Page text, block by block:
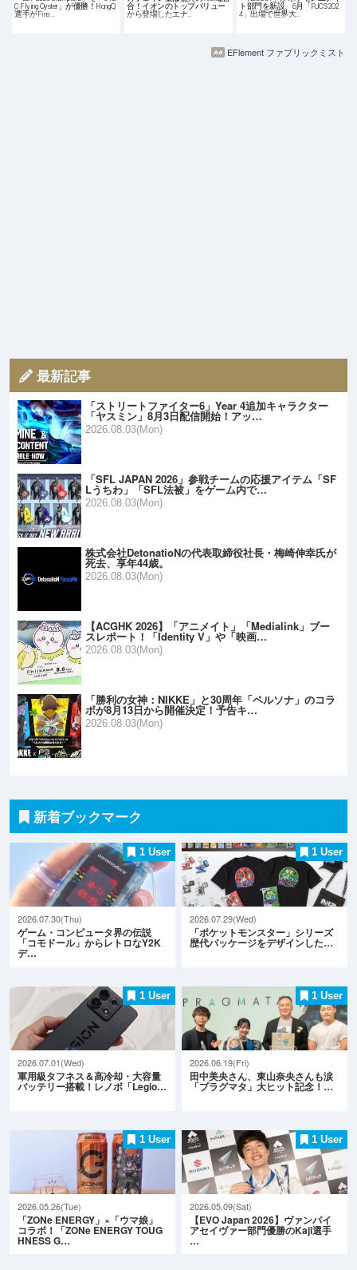
C Flying Oyster」が優勝！HongQ
選手がFina…
合！イオンのトップバリュー
から登場したエナ…
ト部門を新設、6月「PJCS 202
4」出場で世界大…
EFlement ファブリックミスト
最新記事
「ストリートファイター6」Year 4追加キャラクター
「ヤスミン」8月3日配信開始！アッ…
2026.08.03(Mon)
「SFL JAPAN 2026」参戦チームの応援アイテム「SF
Lうちわ」「SFL法被」をゲーム内で…
2026.08.03(Mon)
株式会社DetonatioNの代表取締役社長・梅崎伸幸氏が
死去、享年44歳。
2026.08.03(Mon)
【ACGHK 2026】「アニメイト」「Medialink」ブー
スレポート！「Identity V」や「映画…
2026.08.03(Mon)
「勝利の女神：NIKKE」と30周年「ペルソナ」のコラ
ボが8月13日から開催決定！予告キ…
2026.08.03(Mon)
新着ブックマーク
1 User
2026.07.30(Thu)
ゲーム・コンピュータ界の伝説
「コモドール」からレトロなY2K
デ…
1 User
2026.07.29(Wed)
「ポケットモンスター」シリーズ
歴代パッケージをデザインした…
1 User
2026.07.01(Wed)
軍用級タフネス＆高冷却・大容量
バッテリー搭載！レノボ「Legio…
1 User
2026.06.19(Fri)
田中美央さん、東山奈央さんも涙
「プラグマタ」大ヒット記念！…
1 User
2026.05.26(Tue)
「ZONe ENERGY」×「ウマ娘」
コラボ！「ZONe ENERGY TOUG
HNESS G…
1 User
2026.05.09(Sat)
【EVO Japan 2026】ヴァンパイ
アセイヴァー部門優勝のKaji選手
…